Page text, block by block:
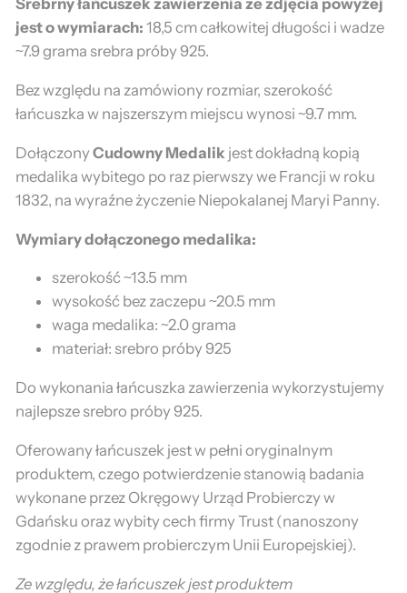
Srebrny łańcuszek zawierzenia ze zdjęcia powyżej
jest o wymiarach: 18,5 cm całkowitej długości i wadze
~7.9 grama srebra próby 925.
Bez względu na zamówiony rozmiar, szerokość
łańcuszka w najszerszym miejscu wynosi ~9.7 mm.
DołączonyCudowny Medalik jest dokładną kopią
medalika wybitego po raz pierwszy we Francji w roku
1832, na wyraźne życzenie Niepokalanej Maryi Panny.
Wymiary dołączonego medalika:
szerokość ~13.5 mm
wysokość bez zaczepu ~20.5 mm
waga medalika: ~2.0 grama
materiał: srebro próby 925
Do wykonania łańcuszka zawierzenia wykorzystujemy
najlepsze srebro próby 925.
Oferowany łańcuszek jest w pełni oryginalnym
produktem, czego potwierdzenie stanowią badania
wykonane przez Okręgowy Urząd Probierczy w
Gdańsku oraz wybity cech firmy Trust (nanoszony
zgodnie z prawem probierczym Unii Europejskiej).
Ze względu, że łańcuszek jest produktem